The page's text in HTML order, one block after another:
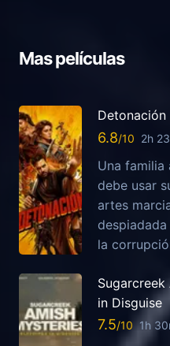
Mas películas
Detonación
6.8 2h
Una familia
debe usar
artes
la
Sugarcreek
in Disguise
7.5 1h